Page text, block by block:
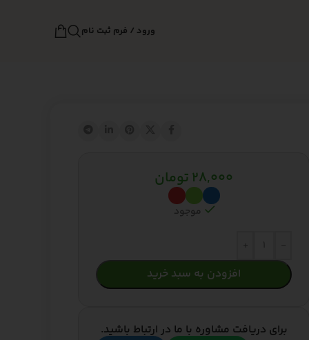
ورود / فرم ثبت نام
28,000تومان
موجود
+
افزودن به سبد خرید
برای دریافت مشاوره با ما در ارتباط باشید.